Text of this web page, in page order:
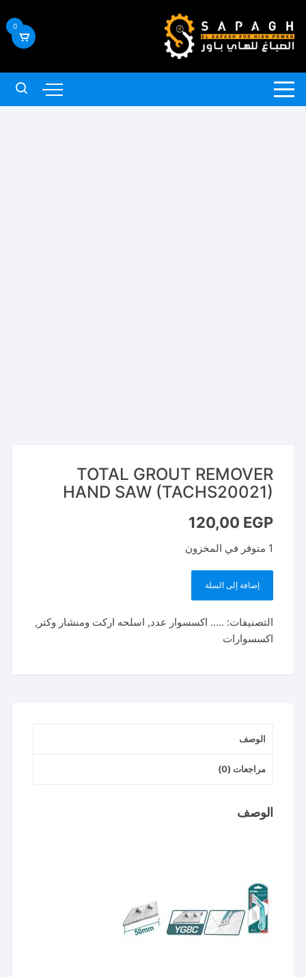
إلى
المحتوى
0
TOTAL GROUT REMOVER
HAND SAW (TACHS20021)
120,00 EGP
1 متوفر في المخزون
كمية
GROUT
REMOVER
إضافة إلى السلة
التصنيفات: ..... اكسسوار عدد, اسلحه اركت ومنشار وكتر ,
اكسسوارات
الوصف
مراجعات (0)
الوصف